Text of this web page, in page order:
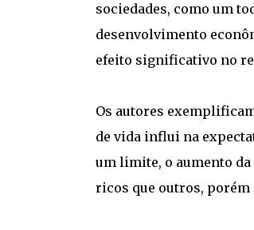
sociedades, como um
desenvolvimento
efeito significativo no
Os autores
de vida influi na
um limite, o aumento
ricos que outros, porém